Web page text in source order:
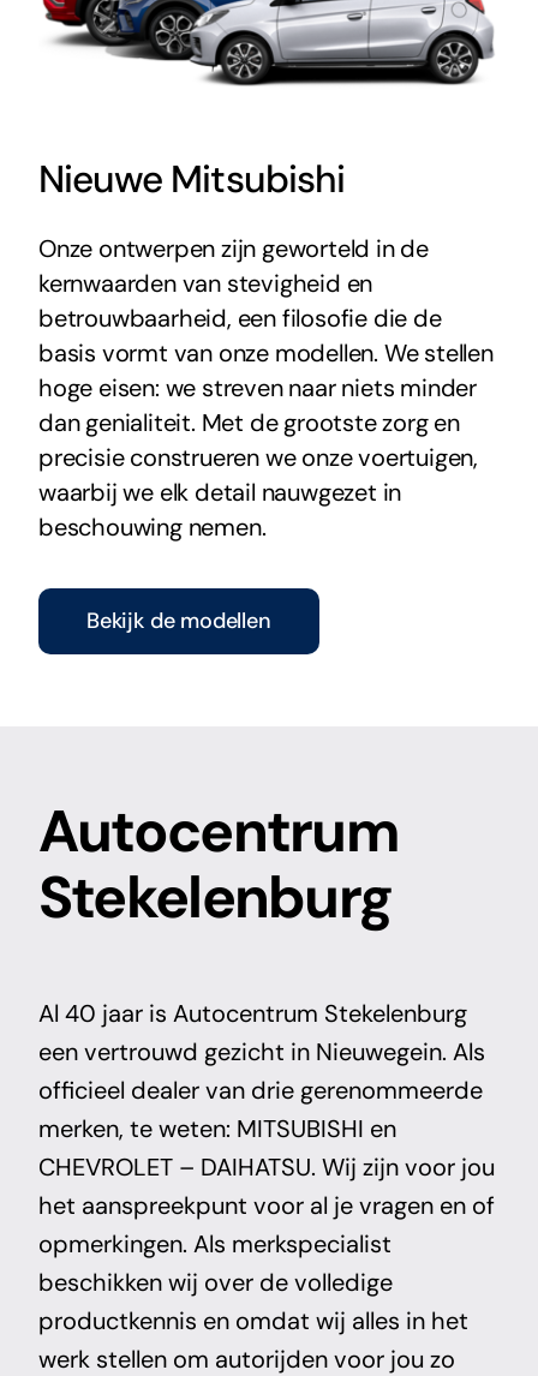
Nieuwe Mitsubishi
Onze ontwerpen zijn geworteld in de
kernwaarden van stevigheid en
betrouwbaarheid, een filosofie die de
basis vormt van onze modellen. We stellen
hoge eisen: we streven naar niets minder
dan genialiteit. Met de grootste zorg en
precisie construeren we onze voertuigen,
waarbij we elk detail nauwgezet in
beschouwing nemen.
Bekijk de modellen
Autocentrum
Stekelenburg
Al 40 jaar is Autocentrum Stekelenburg
een vertrouwd gezicht in Nieuwegein. Als
officieel dealer van drie gerenommeerde
merken, te weten: MITSUBISHI en
CHEVROLET – DAIHATSU. Wij zijn voor jou
het aanspreekpunt voor al je vragen en of
opmerkingen. Als merkspecialist
beschikken wij over de volledige
productkennis en omdat wij alles in het
werk stellen om autorijden voor jou zo